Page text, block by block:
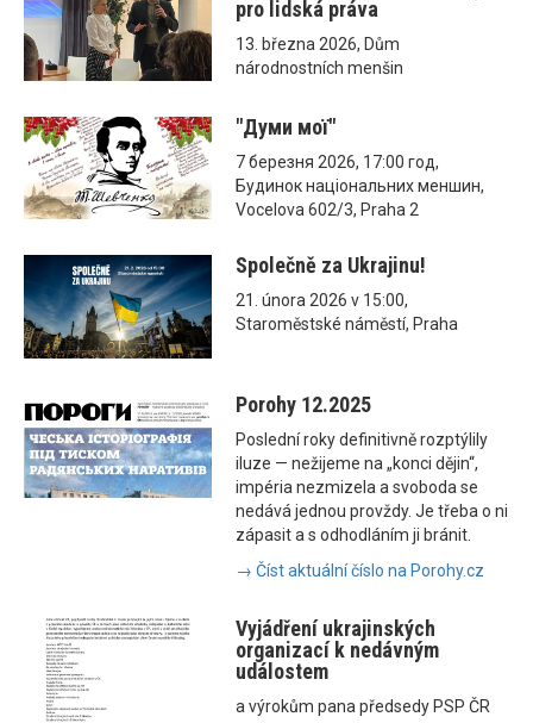
pro lidská práva
13. března 2026, Dům
národnostních menšin
"Думи мої"
7 березня 2026, 17:00 год,
Будинок національних меншин,
Vocelova 602/3, Praha 2
Společně za Ukrajinu!
21. února 2026 v 15:00,
Staroměstské náměstí, Praha
Porohy 12.2025
Poslední roky definitivně rozptýlily
iluze — nežijeme na „konci dějin“,
impéria nezmizela a svoboda se
nedává jednou provždy. Je třeba o ni
zápasit a s odhodláním ji bránit.
→ Číst aktuální číslo na Porohy.cz
Vyjádření ukrajinských
organizací k nedávným
událostem
a výrokům pana předsedy PSP ČR